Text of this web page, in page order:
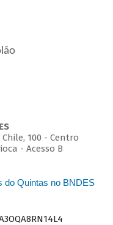
100 - Centro
- Acesso B
do Quintas no BNDES